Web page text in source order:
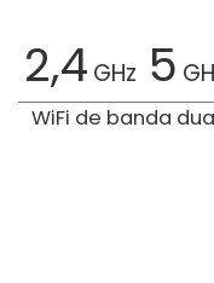
2,4 GHz 5
WiFi de banda